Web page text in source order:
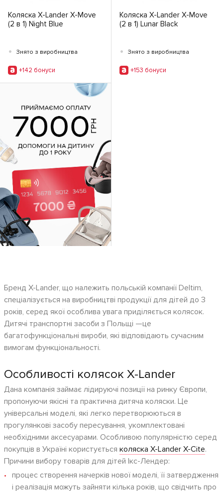
Коляска X-Lander X-Move
(2 в 1) Night Blue
• Знято з виробництва
+142 бонуси
Коляска X-Lander X-Move
(2 в 1) Lunar Black
• Знято з виробництва
+153 бонуси
Бренд X-Lander, що належить польській компанії Deltim,
спеціалізується на виробництві продукції для дітей до 3
років, серед якої особлива увага приділяється колясок.
Дитячі транспортні засоби з Польщі —це
багатофункціональні вироби, які відповідають сучасним
вимогам функціональності.
Особливості колясок X-Lander
Дана компанія займає лідируючі позиції на ринку Європи,
пропонуючи якісні та практична дитяча коляски. Це
універсальні моделі, які легко перетворюються в
прогулянкові засобу пересування, укомплектовані
необхідними аксесуарами. Особливою популярністю серед
покупців в Україні користується коляска X-Lander X-Cite.
Причини вибору товарів для дітей Ікс-Лендер:
процес створення начерків нової моделі, її затвердження
і реалізація можуть зайняти кілька років, що свідчить про